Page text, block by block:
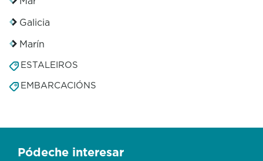
Galicia
Marín
ESTALEIROS
EMBARCACIÓNS
Pódeche interesar